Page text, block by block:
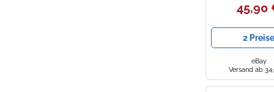
45,90
2 Preise
eBay
Versand ab